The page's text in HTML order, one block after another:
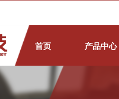
首页 产品中心